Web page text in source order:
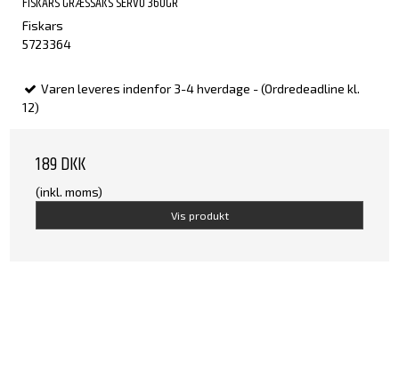
Fiskars
5723364
Varen leveres indenfor 3-4 hverdage - (Ordredeadline kl.
12)
189 DKK
(inkl. moms)
Vis produkt